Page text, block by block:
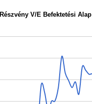
V/E Befektetési Alap